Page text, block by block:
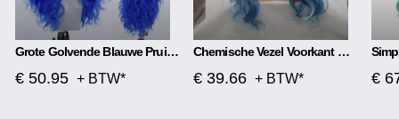
Grote Golvende Blauwe Pruik Met Front Lace
€ 50.95 + BTW*
Chemische Vezel Voorkant Met Middenscheiding, Mat Lang Krullend Haar
€ 39.66 + BTW* €